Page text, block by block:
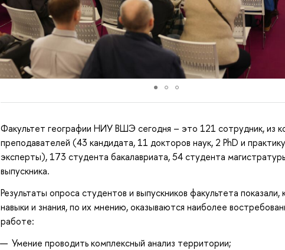
Факультет географии НИУ ВШЭ сегодня – это 121 сотрудник, из
преподавателей (43 кандидата, 11 докторов наук, 2 PhD и
эксперты), 173 студента бакалавриата, 54 студента
выпускника.
Результаты опроса студентов и выпускников факультета показали,
навыки и знания, по их мнению, оказываются наиболее
работе:
Умение проводить комплексный анализ территории;